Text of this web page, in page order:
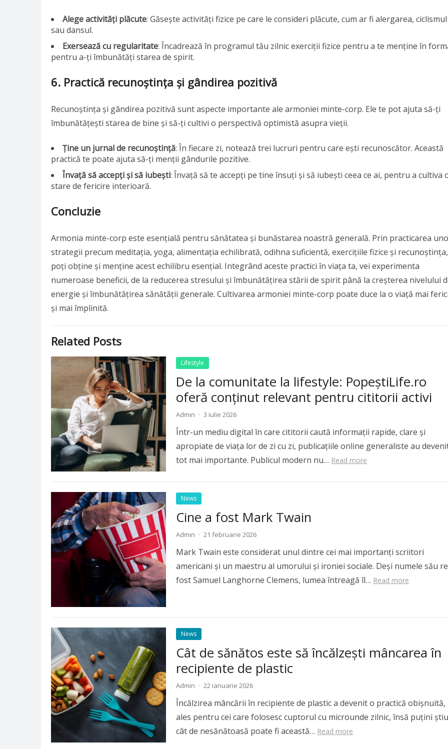
Alege activități plăcute: Găsește activități fizice pe care le consideri plăcute, cum ar fi alergarea, ciclismul
sau dansul.
Exersează cu regularitate: Încadrează în programul tău zilnic exerciții fizice pentru a te menține în
pentru a-ți îmbunătăți starea de spirit.
6. Practică recunoștința și gândirea pozitivă
Recunoștința și gândirea pozitivă sunt aspecte importante ale armoniei minte-corp. Ele te pot ajuta să-ți
îmbunătățești starea de bine și să-ți cultivi o perspectivă optimistă asupra vieții.
Ține un jurnal de recunoștință: În fiecare zi, notează trei lucruri pentru care ești recunoscător. Această
practică te poate ajuta să-ți menții gândurile pozitive.
Învață să accepți și să iubești: Învață să te accepți pe tine însuți și să iubești ceea ce ai, pentru a cultiva
stare de fericire interioară.
Concluzie
Armonia minte-corp este esențială pentru sănătatea și bunăstarea noastră generală. Prin practicarea
strategii precum meditația, yoga, alimentația echilibrată, odihna suficientă, exercițiile fizice și recunoștința,
poți obține și menține acest echilibru esențial. Integrând aceste practici în viața ta, vei experimenta
numeroase beneficii, de la reducerea stresului și îmbunătățirea stării de spirit până la creșterea nivelului
energie și îmbunătățirea sănătății generale. Cultivarea armoniei minte-corp poate duce la o viață mai
și mai împlinită.
Related Posts
Lifestyle
De la comunitate la lifestyle: PopeștiLife.ro
oferă conținut relevant pentru cititorii activi
Admin · 3 iulie 2026
Într-un mediu digital în care cititorii caută informații rapide, clare și
apropiate de viața lor de zi cu zi, publicațiile online generaliste au
tot mai importante. Publicul modern nu… Read more
News
Cine a fost Mark Twain
Admin · 21 februarie 2026
Mark Twain este considerat unul dintre cei mai importanți scriitori
americani și un maestru al umorului și ironiei sociale. Deși numele său
fost Samuel Langhorne Clemens, lumea întreagă îl… Read more
News
Cât de sănătos este să încălzeşti mâncarea în
recipiente de plastic
Admin · 22 ianuarie 2026
Încălzirea mâncării în recipiente de plastic a devenit o practică obişnuită,
ales pentru cei care folosesc cuptorul cu microunde zilnic, însă puţini ştiu
cât de nesănătoasă poate fi această… Read more